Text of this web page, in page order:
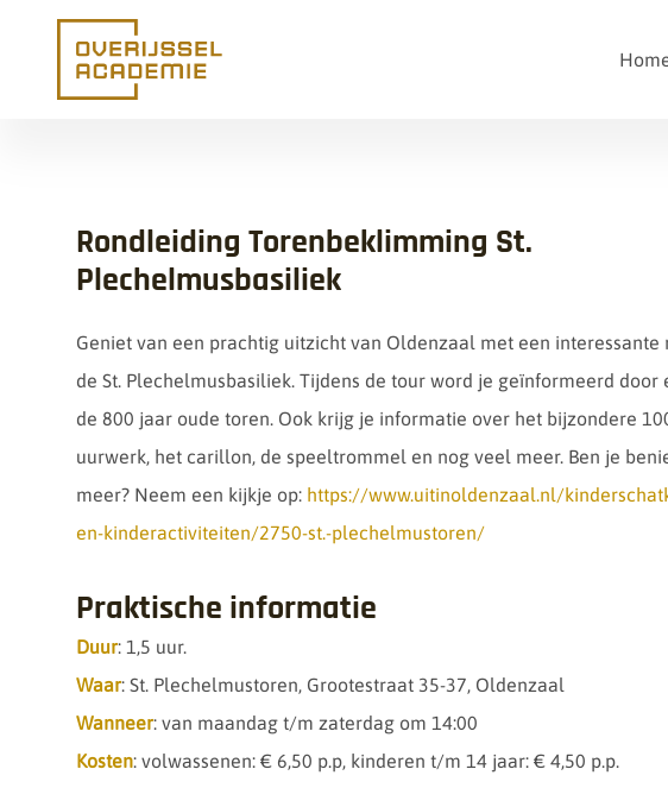
Ga naar de inhoud
Rondleiding Torenbeklimming St.
Plechelmusbasiliek
Geniet van een prachtig uitzicht van Oldenzaal met een interessante
de St. Plechelmusbasiliek. Tijdens de tour word je geïnformeerd door
de 800 jaar oude toren. Ook krijg je informatie over het bijzondere
uurwerk, het carillon, de speeltrommel en nog veel meer. Ben je
meer? Neem een kijkje op: https://www.uitinoldenzaal.nl/
en-kinderactiviteiten/2750-st.-plechelmustoren/
Praktische informatie
Duur: 1,5 uur.
Waar: St. Plechelmustoren, Grootestraat 35-37, Oldenzaal
Wanneer: van maandag t/m zaterdag om 14:00
Kosten: volwassenen: € 6,50 p.p, kinderen t/m 14 jaar: € 4,50 p.p.